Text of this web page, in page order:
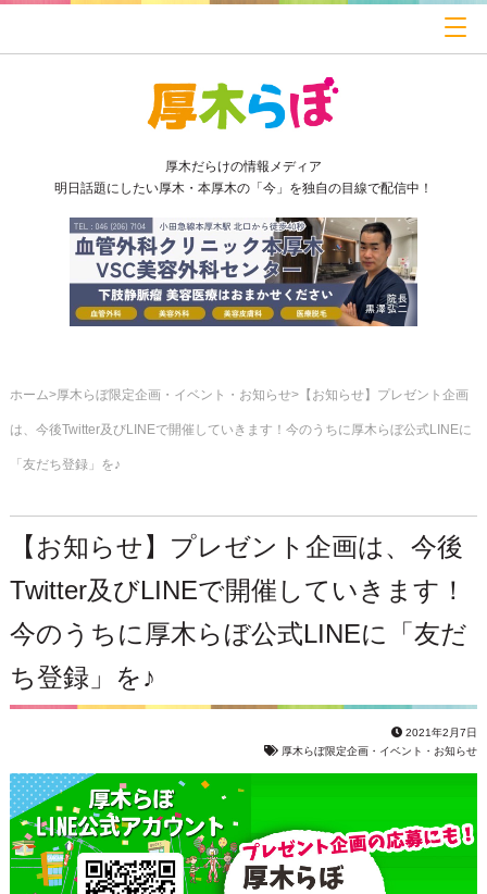
厚木だらけの情報メディア
明日話題にしたい厚木・本厚木の「今」を独自の目線で配信中！
ホーム 厚木らぼ限定企画・イベント・お知らせ 【お知らせ】プレゼント企画
は、今後Twitter及びLINEで開催していきます！今のうちに厚木らぼ公式LINEに
「友だち登録」を♪
【お知らせ】プレゼント企画は、今後
Twitter及びLINEで開催していきます！
今のうちに厚木らぼ公式LINEに「友だ
ち登録」を♪
2021年2月7日
厚木らぼ限定企画・イベント・お知らせ